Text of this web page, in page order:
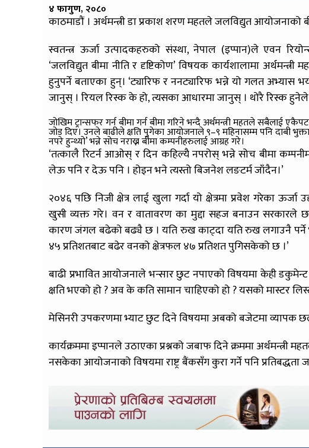
४ फागुण, २०८०
काठमाडौं । अर्थमन्त्री डा प्रकाश शरण महतले जलविद्युत आयोजनाको
स्वतन्त्र ऊर्जा उत्पादकहरुको संस्था, नेपाल (इप्पान)ले एवन
‘जलविद्युत बीमा नीति र दृष्टिकोण’ विषयक कार्यशालामा
हुनुपर्ने बताएका हुन्। ‘ट्यारिफ र ननट्यारिफ भन्ने यो गलत अभ्यास
जानुस् । रियल रिस्क के हो, त्यसका आधारमा जानुस् । थोरै रिस्क
जोखिम ट्रान्सफर गर्न बीमा गर्न बीमा गरिने भन्दै अर्थमन्त्री महतले सबैलाई
जोड दिए। उनले बाढीले क्षति पुगेका आयोजनाले ९–९ महिनासम्म पनि दाबी
नपरे हुन्थ्यो’ भन्ने सोच नराख्न बीमा कम्पनीहरुलाई आग्रह गरे।
‘तत्कालै रिटर्न आओस् र दिन कहिल्यै नपरोस् भन्ने सोच बीमा
लेऊ पनि र देऊ पनि । होइन भने त्यस्तो बिजनेश लङटर्म जाँदैन।’
२०४६ पछि निजी क्षेत्र लाई खुला गर्दा यो क्षेत्रमा प्रवेश गरेका
खुसी व्यक्त गरे। वन र वातावरण का मुद्दा सहज बनाउन सरकारले
कारण जंगल बढेको बढ्यै छ । यति रुख काट्दा यति रुख लगाउनै पर्ने
४५ प्रतिशतबाट बढेर वनको क्षेत्रफल ४७ प्रतिशत पुगिसकेको छ ।’
बाढी प्रभावित आयोजनाले भन्सार छुट नपाएको विषयमा केही
क्षति भएको हो ? अव के कति सामान चाहिएको हो ? यसको मास्टर
मेसिनरी उपकरणमा भ्याट छुट दिने विषयमा अबको बजेटमा व्यापक
कार्यक्रममा इप्पानले उठाएका प्रश्नको जबाफ दिने क्रममा अर्थमन्त्री
नसकेका आयोजनाको विषयमा राष्ट्र बैंकसँग कुरा गर्ने पनि प्रतिबद्धता